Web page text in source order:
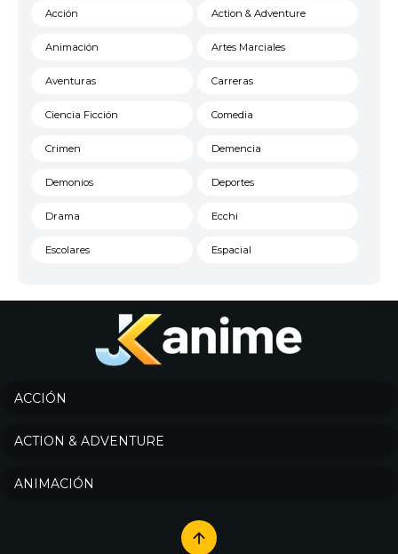
Acción Action & Adventure
Animación Artes Marciales
Aventuras Carreras
Ciencia Ficción Comedia
Crimen Demencia
Demonios Deportes
Drama Ecchi
Escolares Espacial
Historico
Josei
Música
ACCIÓN
ACTION & ADVENTURE
ANIMACIÓN